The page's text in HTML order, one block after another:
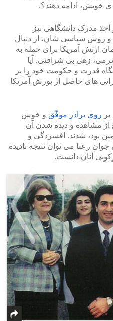
ی خویش، ادامه دهند؟.
مدرک دانشگاهی نیز
و روش سیاسی شان، از دنبال
ارتش آمریکا برای حمله به
زهی بی شرافتی. آیا
قدرت و حکومت خود را بر
های حاصل از یورش آمریکا
روی برادر موفّق و خوش
از مشاهده و دیده شدن آن
بود، شدند. افسردگی و
رعنا می توان نتیجه نادیده
آنان دانست.
>